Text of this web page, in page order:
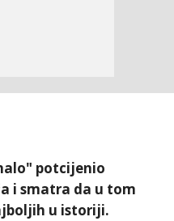
potcijenio
i smatra da u tom
u istoriji.